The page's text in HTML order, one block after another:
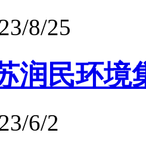
8/25
润民环境
6/2